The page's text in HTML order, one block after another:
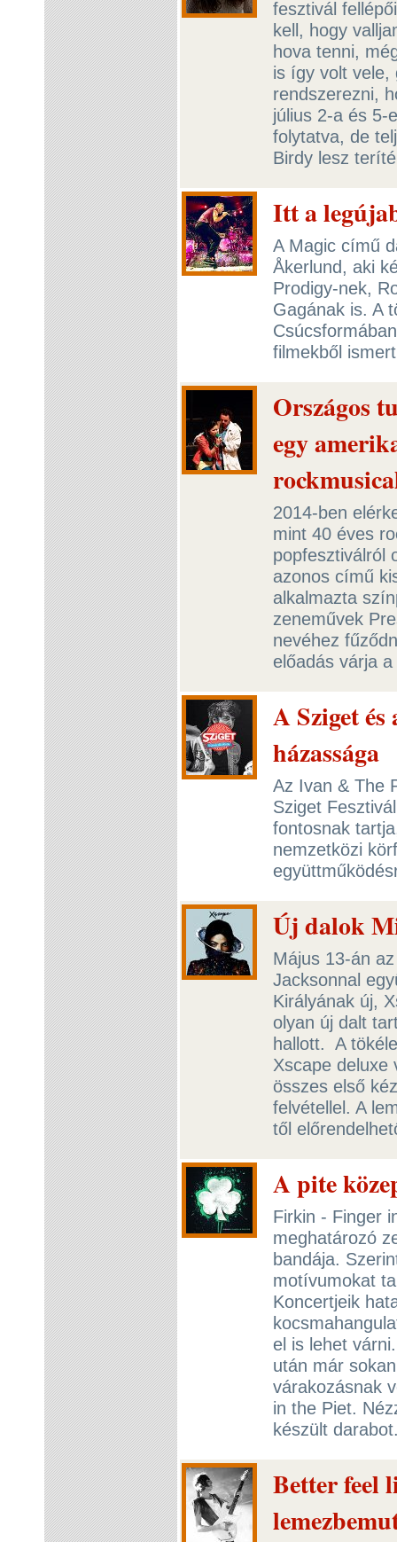
fesztivál
kell, hogy
hova tenni,
is így volt vele,
rendszerezni,
július 2-a és 5-
folytatva, de
Birdy lesz
Itt a
A Magic című
Åkerlund, aki
Prodigy-nek,
Gagának is. A
filmekből
Országos
egy
2014-ben
mint 40 éves
popfesztiválról
azonos című
alkalmazta
zeneművek
nevéhez
előadás várja
A Sziget
házassága
Az Ivan & The
Sziget
fontosnak
nemzetközi
Új dalok
Május 13-án
Jacksonnal
Királyának új,
olyan új dalt
hallott. A
Xscape deluxe
összes első
felvétellel. A
től
A pite
Firkin - Finger
meghatározó
bandája.
motívumokat
Koncertjeik
el is lehet
után már
várakozásnak
in the Piet.
készült
Better feel